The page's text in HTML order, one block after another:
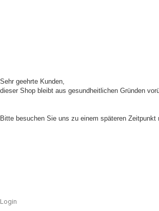
Sehr geehrte Kunden,
dieser Shop bleibt aus gesundheitlichen Gründen
Bitte besuchen Sie uns zu einem späteren Zeitpunkt
Login